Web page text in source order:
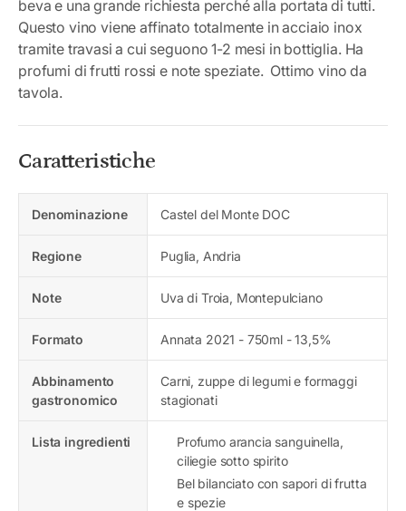
beva e una grande richiesta perché alla portata di tutti.
Questo vino viene affinato totalmente in acciaio inox
tramite travasi a cui seguono 1-2 mesi in bottiglia. Ha
profumi di frutti rossi e note speziate. Ottimo vino da
tavola.
Caratteristiche
Denominazione Castel del Monte DOC
Regione Puglia, Andria
Note Uva di Troia, Montepulciano
Formato Annata 2021 - 750ml - 13,5%
Abbinamento
gastronomico
Carni, zuppe di legumi e formaggi
stagionati
Lista ingredienti
Profumo arancia sanguinella,
ciliegie sotto spirito
Bel bilanciato con sapori di frutta
e spezie